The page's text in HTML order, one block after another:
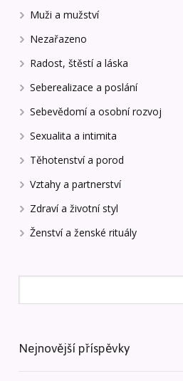
Muži a mužství
Nezařazeno
Radost, štěstí a láska
Seberealizace a poslání
Sebevědomí a osobní rozvoj
Sexualita a intimita
Těhotenství a porod
Vztahy a partnerství
Zdraví a životní styl
Ženství a ženské rituály
Nejnovější příspěvky